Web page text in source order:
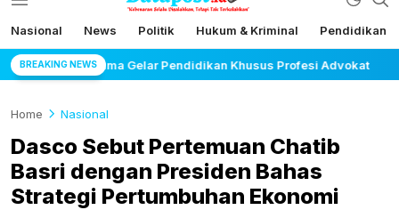
lensamata.id
Datapost.id
Kebenaran Selalu Disalahkan, Tetapi Tak
Terkalahkan
Nasional News Politik Hukum & Kriminal Pendidikan
BREAKING NEWS
Khusus Profesi Advokat Maujual Gandeng AXIS
Home Nasional
Dasco Sebut Pertemuan Chatib
Basri dengan Presiden Bahas
Strategi Pertumbuhan Ekonomi